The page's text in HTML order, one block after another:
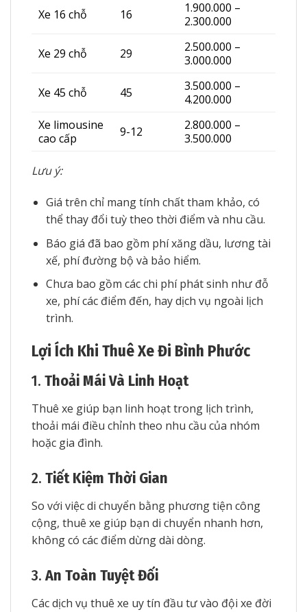
Xe 16 chỗ 16
1.900.000 –
2.300.000
Xe 29 chỗ 29
2.500.000 –
3.000.000
Xe 45 chỗ 45
3.500.000 –
4.200.000
Xe limousine
cao cấp
9-12
2.800.000 –
3.500.000
Lưu ý:
Giá trên chỉ mang tính chất tham khảo, có
thể thay đổi tuỳ theo thời điểm và nhu cầu.
Báo giá đã bao gồm phí xăng dầu, lương tài
xế, phí đường bộ và bảo hiểm.
Chưa bao gồm các chi phí phát sinh như đỗ
xe, phí các điểm đến, hay dịch vụ ngoài lịch
trình.
Lợi Ích Khi Thuê Xe Đi Bình Phước
1. Thoải Mái Và Linh Hoạt
Thuê xe giúp bạn linh hoạt trong lịch trình,
thoải mái điều chỉnh theo nhu cầu của nhóm
hoặc gia đình.
2. Tiết Kiệm Thời Gian
So với việc di chuyển bằng phương tiện công
cộng, thuê xe giúp bạn di chuyển nhanh hơn,
không có các điểm dừng dài dòng.
3. An Toàn Tuyệt Đối
Các dịch vụ thuê xe uy tín đầu tư vào đội xe đời